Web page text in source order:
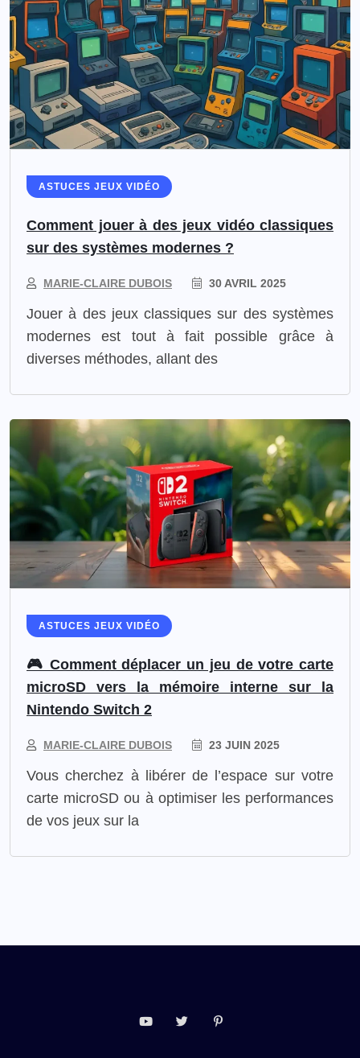
ASTUCES JEUX VIDÉO
Comment jouer à des jeux vidéo classiques
sur des systèmes modernes ?
MARIE-CLAIRE DUBOIS 30 AVRIL 2025
​Jouer à des jeux classiques sur des systèmes
modernes est tout à fait possible grâce à
diverses méthodes, allant des
ASTUCES JEUX VIDÉO
🎮 Comment déplacer un jeu de votre carte
microSD vers la mémoire interne sur la
Nintendo Switch 2
MARIE-CLAIRE DUBOIS 23 JUIN 2025
Vous cherchez à libérer de l’espace sur votre
carte microSD ou à optimiser les performances
de vos jeux sur la